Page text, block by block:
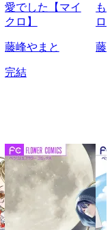
愛でした【マイ
クロ】
藤峰やまと
完結
も
ロ
藤